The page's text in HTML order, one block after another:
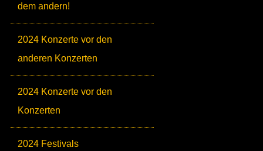
dem andern!
2024 Konzerte vor den
anderen Konzerten
2024 Konzerte vor den
Konzerten
2024 Festivals